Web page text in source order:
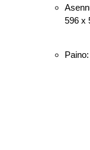
596 x